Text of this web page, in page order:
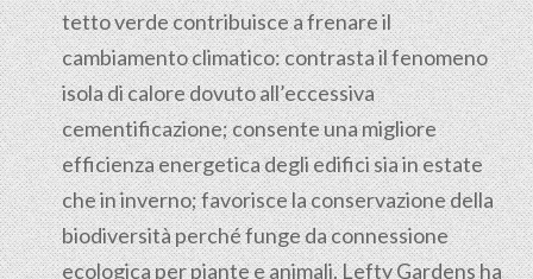
tetto verde contribuisce a frenare il
cambiamento climatico: contrasta il fenomeno
isola di calore dovuto all’eccessiva
cementificazione; consente una migliore
efficienza energetica degli edifici sia in estate
che in inverno; favorisce la conservazione della
biodiversità perché funge da connessione
ecologica per piante e animali. Lefty Gardens ha